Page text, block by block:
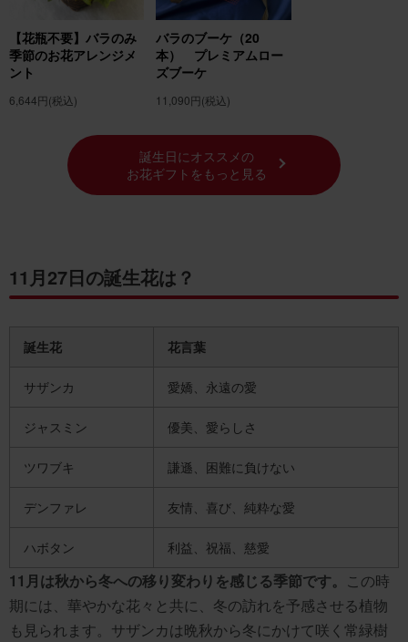
ハボタンの花言葉
ハボタンの花言葉の由来
月の誕生花の紹介 11月の誕生花 「ツバキ」
11月の誕生花一覧
誕生花でフラワーギフトを贈ろう！
【花瓶不要】バラのみ
季節のお花アレンジメ
ント
6,644円(税込)
バラのブーケ（20
本） プレミアムロー
ズブーケ
11,090円(税込)
誕生日にオススメの
お花ギフトをもっと見る
11月27日の誕生花は？
誕生花 花言葉
サザンカ 愛嬌、永遠の愛
ジャスミン 優美、愛らしさ
ツワブキ 謙遜、困難に負けない
デンファレ 友情、喜び、純粋な愛
ハボタン 利益、祝福、慈愛
11月は秋から冬への移り変わりを感じる季節です。 この時
期には、華やかな花々と共に、冬の訪れを予感させる植物
も見られます。サザンカは晩秋から冬にかけて咲く常緑樹